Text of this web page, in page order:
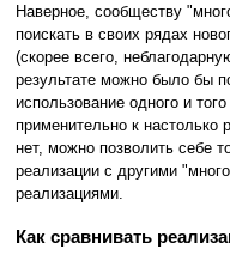
Наверное, сообществу
поискать в своих рядах
(скорее всего,
результате можно было бы
использование одного и
применительно к
нет, можно позволить себе
реализации с другими
реализациями.
Как сравнивать